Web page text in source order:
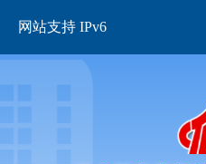
网站支持 IPv6